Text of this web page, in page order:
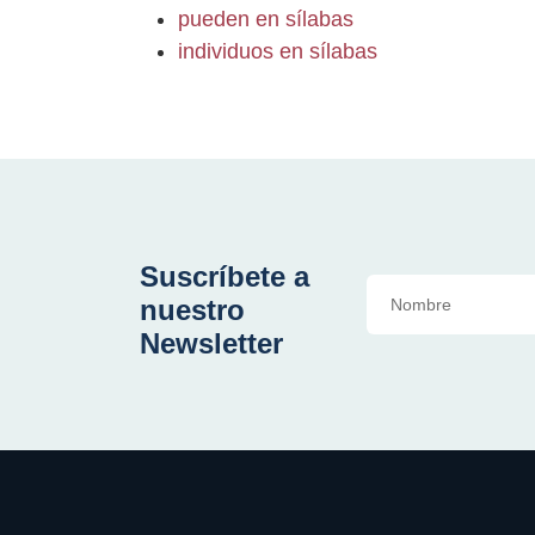
pueden en sílabas
individuos en sílabas
Suscríbete a
nuestro
Newsletter